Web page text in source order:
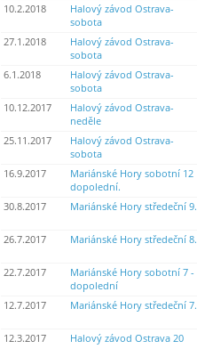
10.2.2018
Halový závod Ostrava-
sobota
27.1.2018
Halový závod Ostrava-
sobota
6.1.2018
Halový závod Ostrava-
sobota
10.12.2017
Halový závod Ostrava-
neděle
25.11.2017
Halový závod Ostrava-
sobota
16.9.2017
Mariánské Hory sobotní 12
dopolední.
30.8.2017 Mariánské Hory středeční 9.
26.7.2017 Mariánské Hory středeční 8.
22.7.2017
Mariánské Hory sobotní 7 -
dopolední
12.7.2017 Mariánské Hory středeční 7.
12.3.2017 Halový závod Ostrava 20